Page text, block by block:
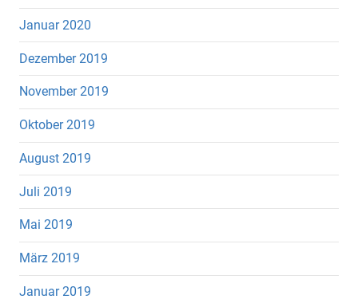
Januar 2020
Dezember 2019
November 2019
Oktober 2019
August 2019
Juli 2019
Mai 2019
März 2019
Januar 2019